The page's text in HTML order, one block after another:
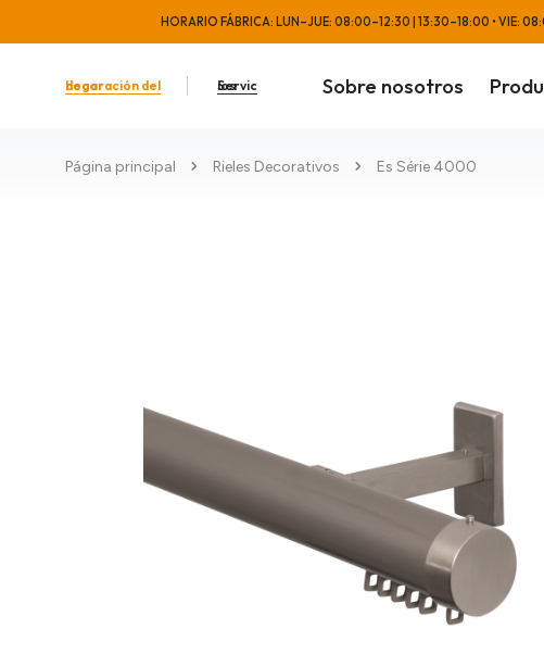
HORARIO FÁBRICA: LUN–JUE: 08:00–12:30 | 13:30–18:00 • VIE:
decoración del hogar Servicios Sobre nosotros
Página principal Rieles Decorativos Es Série 4000